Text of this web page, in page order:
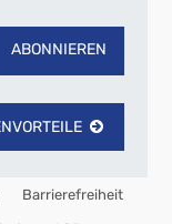
ABONNIEREN
Barrierefreiheit